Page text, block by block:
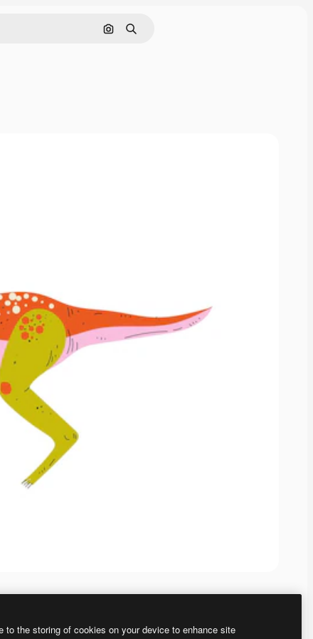
画像で検索
検索
to the storing of cookies on your device to enhance site